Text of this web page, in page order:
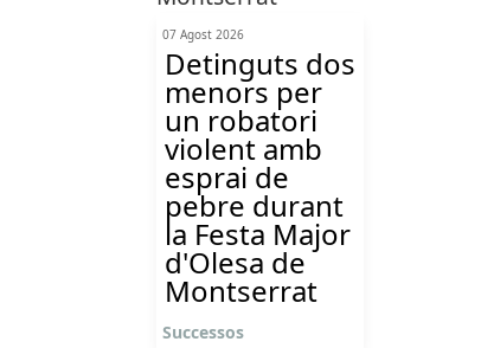
07 Agost 2026
Detinguts dos
menors per
un robatori
violent amb
esprai de
pebre durant
la Festa Major
d'Olesa de
Montserrat
Successos